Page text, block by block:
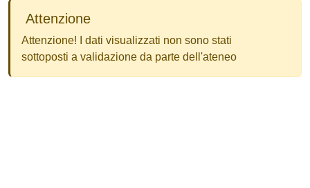
Attenzione
Attenzione! I dati visualizzati non sono stati
sottoposti a validazione da parte dell'ateneo